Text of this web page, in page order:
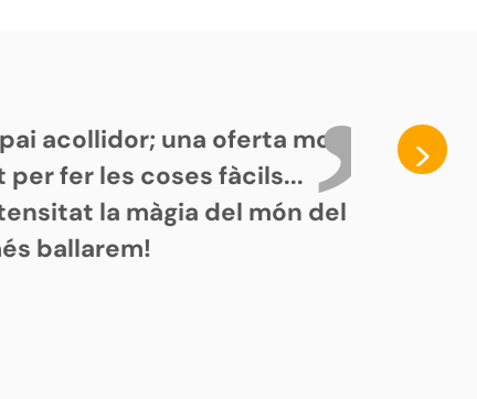
acollidor; una oferta molt
fer les coses fàcils...
la màgia del món del
ballarem!
>